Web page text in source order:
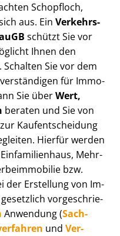
Schopfloch,
aus. Ein Ver­kehrs­
schützt Sie vor
Ihnen den
Sie vor dem
für Im­mo­
Sie überWert,
beraten und Sie von
Kauf­ent­schei­dung
Hierfür werden
Mehr­
bzw.
der Erstellung von Im­
vor­ge­schrie­
Anwendung (Sach­
und Ver­